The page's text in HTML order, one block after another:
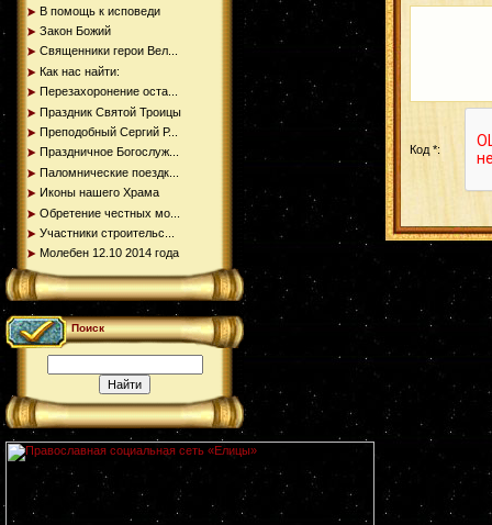
В помощь к исповеди
Закон Божий
Священники герои Вел...
Как нас найти:
Перезахоронение оста...
Праздник Святой Троицы
Преподобный Сергий Р...
Праздничное Богослуж...
Паломнические поездк...
Иконы нашего Храма
Обретение честных мо...
Участники строительс...
Молебен 12.10 2014 года
Поиск
Код *: